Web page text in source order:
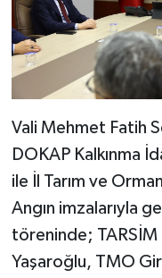
Vali Mehmet Fatih
DOKAP Kalkınma
ile İl Tarım ve
Angın imzalarıyla
töreninde;
Yaşaroğlu, TMO